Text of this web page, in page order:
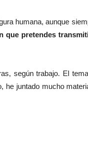
humana, aunque
que pretendes
según trabajo. El
juntado mucho